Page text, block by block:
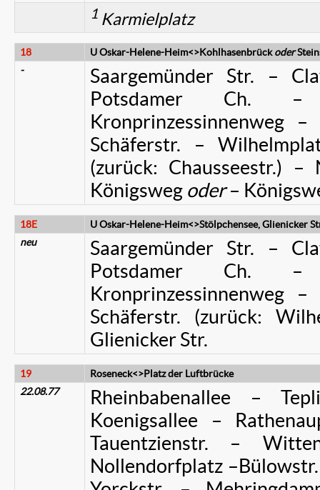
1 Karmielplatz
18 U Oskar-Helene-Heim<>Kohlhasenbrückoder
-
Saargemünder Str. –
Potsdamer Ch.
Kronprinzessinnenweg
Schäferstr. –
(zurück: Chausseestr.)
Königsweg oder–
18E
U Oskar-Helene-Heim<>Stölpchensee, Glienicker
neu
Saargemünder Str. –
Potsdamer Ch.
Kronprinzessinnenweg
Schäferstr. (zurück:
Glienicker Str.
19
Roseneck<>Platz der Luftbrücke
22.08.77
Rheinbabenallee –
Koenigsallee –
Tauentzienstr. –
Nollendorfplatz